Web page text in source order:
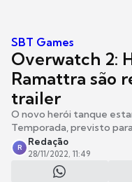
SBT Games
Overwatch 2:
Ramattra são
trailer
O novo herói tanque
Temporada, previsto
R
Redação
28/11/2022, 11:49